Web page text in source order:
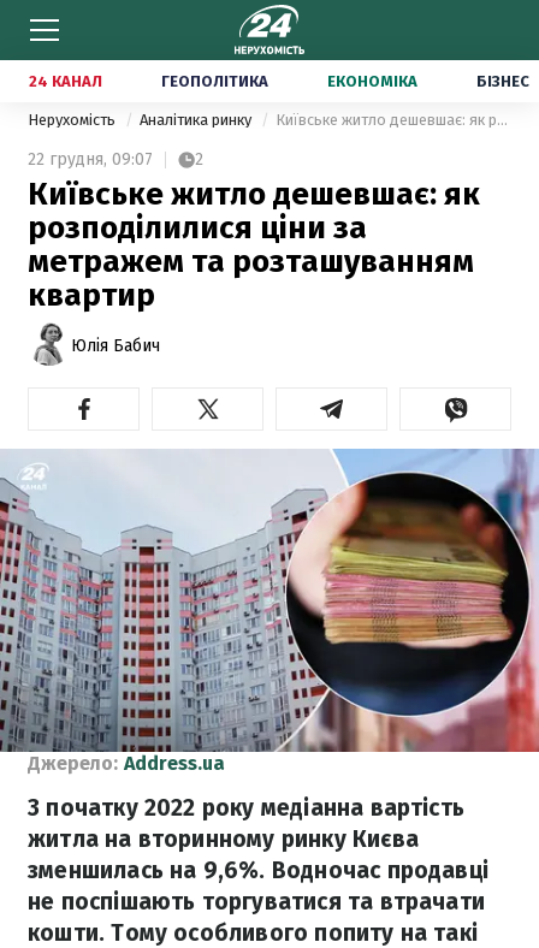
24 КАНАЛ ГЕОПОЛІТИКА ЕКОНОМІКА БІЗНЕС
Нерухомість Аналітика ринку Київське житло дешевшає: як розподілилися ціни за метражем та розташуванням квартир
22 грудня, 09:07 2
Київське житло дешевшає: як
розподілилися ціни за
метражем та розташуванням
квартир
Юлія Бабич
Джерело: Address.ua
З початку 2022 року медіанна вартість
житла на вторинному ринку Києва
зменшилась на 9,6%. Водночас продавці
не поспішають торгуватися та втрачати
кошти. Тому особливого попиту на такі